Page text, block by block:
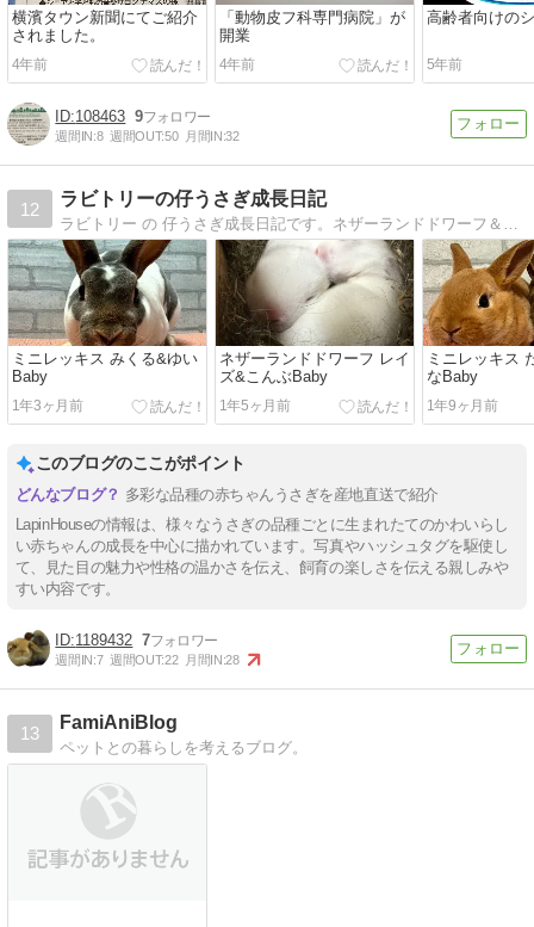
横濱タウン新聞にてご紹介
されました。
4年前
「動物皮フ科専門病院」が
開業
4年前
高齢者向けの
5年前
108463 9
週間IN:8 週間OUT:50 月間IN:32
12
ラビトリーの仔うさぎ成長日記
ミニレッキス みくる&ゆい
Baby
1年3ヶ月前
ネザーランドドワーフ レイ
ズ&こんぶBaby
1年5ヶ月前
ミニレッキス
なBaby
1年9ヶ月前
このブログのここがポイント
多彩な品種の赤ちゃんうさぎを産地直送で紹介
LapinHouseの情報は、様々なうさぎの品種ごとに生まれたてのかわいらし
い赤ちゃんの成長を中心に描かれています。写真やハッシュタグを駆使し
て、見た目の魅力や性格の温かさを伝え、飼育の楽しさを伝える親しみや
すい内容です。
1189432 7
週間IN:7 週間OUT:22 月間IN:28
13
FamiAniBlog
ペットとの暮らしを考えるブログ。